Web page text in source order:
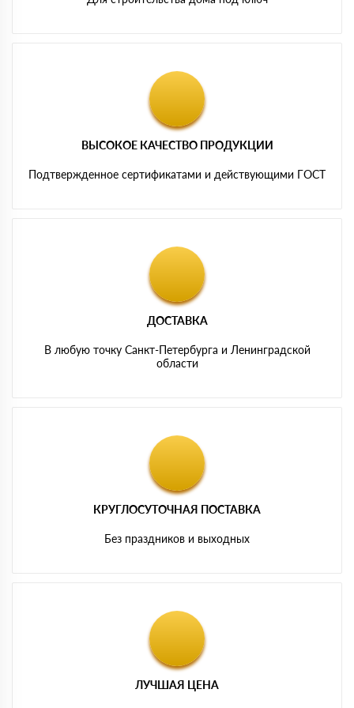
ВЫСОКОЕ КАЧЕСТВО ПРОДУКЦИИ
Подтвержденное сертификатами и действующими ГОСТ
ДОСТАВКА
В любую точку Санкт-Петербурга и Ленинградской
области
КРУГЛОСУТОЧНАЯ ПОСТАВКА
Без праздников и выходных
ЛУЧШАЯ ЦЕНА